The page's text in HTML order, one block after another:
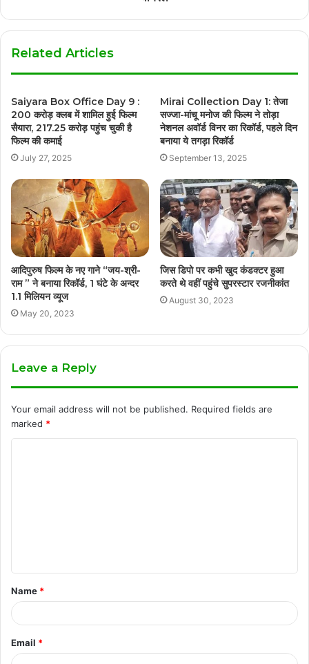
Related Articles
Saiyara Box Office Day 9 :
200 करोड़ क्लब में शामिल हुई फिल्म
सैयारा, 217.25 करोड़ पहुंच चुकी है
फिल्म की कमाई
July 27, 2025
Mirai Collection Day 1: तेजा
सज्जा-मांचू मनोज की फिल्म ने तोड़ा
नेशनल अवॉर्ड विनर का रिकॉर्ड, पहले दिन
बनाया ये तगड़ा रिकॉर्ड
September 13, 2025
आदिपुरुष फिल्म के नए गाने “जय-श्री-
राम ” ने बनाया रिकॉर्ड, 1 घंटे के अन्दर
1.1 मिलियन व्यूज
May 20, 2023
जिस डिपो पर कभी खुद कंडक्टर हुआ
करते थे वहीं पहुंचे सुपरस्टार रजनीकांत
August 30, 2023
Leave a Reply
Your email address will not be published. Required fields are
marked *
t
*
Name *
Email *